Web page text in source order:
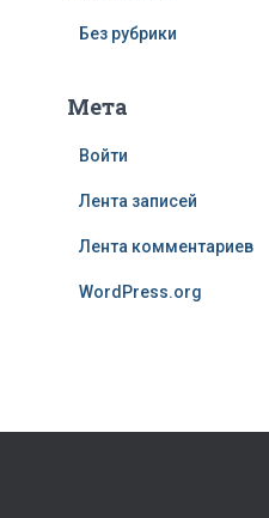
Без рубрики
Мета
Войти
Лента записей
Лента комментариев
WordPress.org